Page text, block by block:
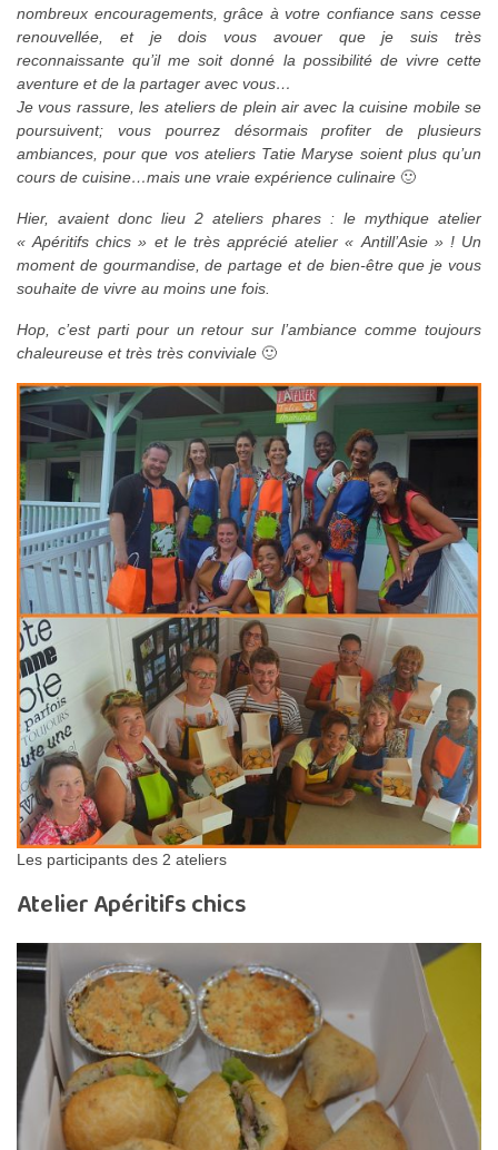
nombreux encouragements, grâce à votre confiance sans cesse
renouvellée, et je dois vous avouer que je suis très
reconnaissante qu’il me soit donné la possibilité de vivre cette
aventure et de la partager avec vous…
Je vous rassure, les ateliers de plein air avec la cuisine mobile se
poursuivent; vous pourrez désormais profiter de plusieurs
ambiances, pour que vos ateliers Tatie Maryse soient plus qu’un
cours de cuisine…mais une vraie expérience culinaire 🙂
Hier, avaient donc lieu 2 ateliers phares : le mythique atelier
« Apéritifs chics » et le très apprécié atelier « Antill’Asie » ! Un
moment de gourmandise, de partage et de bien-être que je vous
souhaite de vivre au moins une fois.
Hop, c’est parti pour un retour sur l’ambiance comme toujours
chaleureuse et très très conviviale 🙂
Les participants des 2 ateliers
Atelier Apéritifs chics